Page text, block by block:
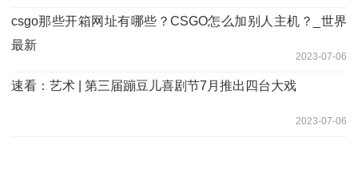
csgo那些开箱网址有哪些？CSGO怎么加别人主机？_世界
最新
2023-07-06
速看：艺术 | 第三届蹦豆儿喜剧节7月推出四台大戏
2023-07-06